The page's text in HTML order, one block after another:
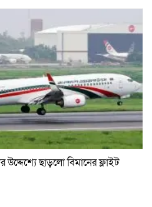
উদ্দেশ্যে ছাড়লো বিমানের ফ্লাইট